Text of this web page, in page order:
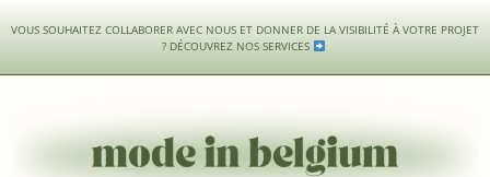
VOUS SOUHAITEZ COLLABORER AVEC NOUS ET DONNER DE LA VISIBILITÉ À VOTRE PROJET
? DÉCOUVREZ NOS SERVICES